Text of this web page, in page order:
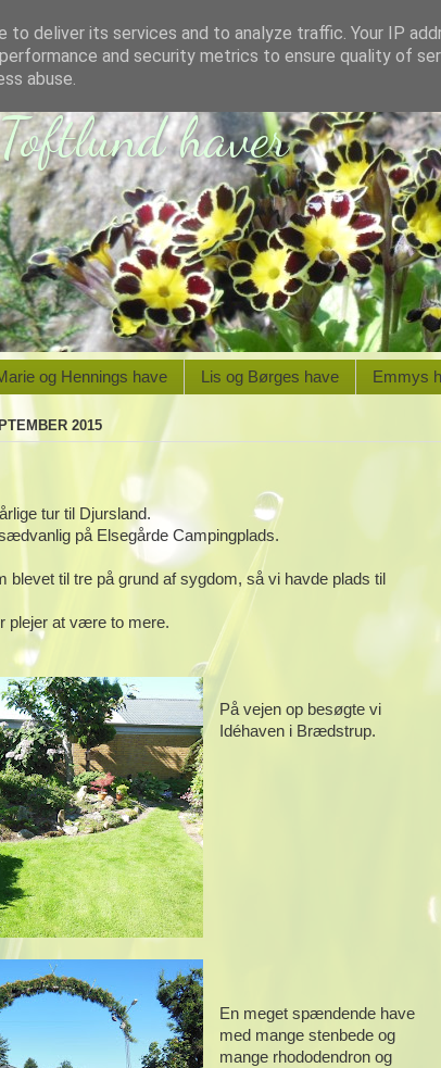
haver
og Hennings have Lis og Børges have Emmys
2015
tur til Djursland.
på Elsegårde Campingplads.
blevet til tre på grund af sygdom, så vi havde plads til
plejer at være to mere.
På vejen op besøgte vi
Idéhaven i Brædstrup.
En meget spændende have
med mange stenbede og
mange rhododendron og
to deliver its services and to analyze traffic. Your IP
and security metrics to ensure quality of
abuse.